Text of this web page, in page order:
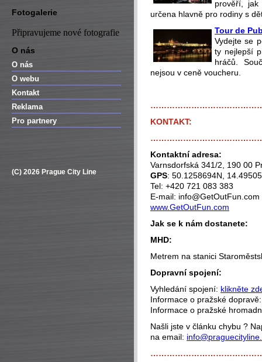
Fotogalerie
Připravujeme nové fotografie
O nás
O nás
O webu
Kontakt
Reklama
Pro partnery
(C) 2026 Prague City Line
prověří,
určena hlavně pro rodiny s
Tour de
Vydejte se
ty nejlepší
hráčů.
nejsou v ceně voucheru.
KONTAKT:
Kontaktní adresa:
Varnsdorfská 341/2, 190 00
GPS: 50.1258694N,
Tel: +420 721 083 383
E-mail: info@GetOutFun.com
www.GetOutFun.com
Jak se k nám dostanete:
MHD:
Metrem na stanici
Dopravní spojení:
Vyhledání spojení: klikněte
Informace o pražské
Informace o pražské
Našli jste v článku chybu ?
na email: